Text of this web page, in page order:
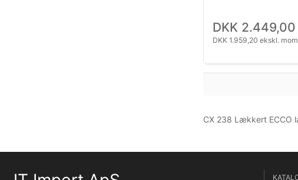
DKK 2.449,00
DKK 1.959,20 ekskl.
CX 238 Lækkert ECCO